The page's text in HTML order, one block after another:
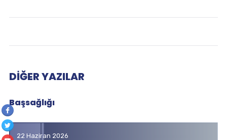
DIĞER YAZILAR
Başsağlığı
22 Haziran 2026